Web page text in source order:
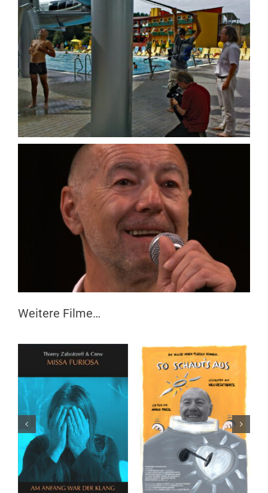
Weitere Filme…
SO SCHAUT´S AUS.
G´SCHICHTEN VOM
WILLI RESETARITS
MEIN LEBEN ALS
APFELBAUM